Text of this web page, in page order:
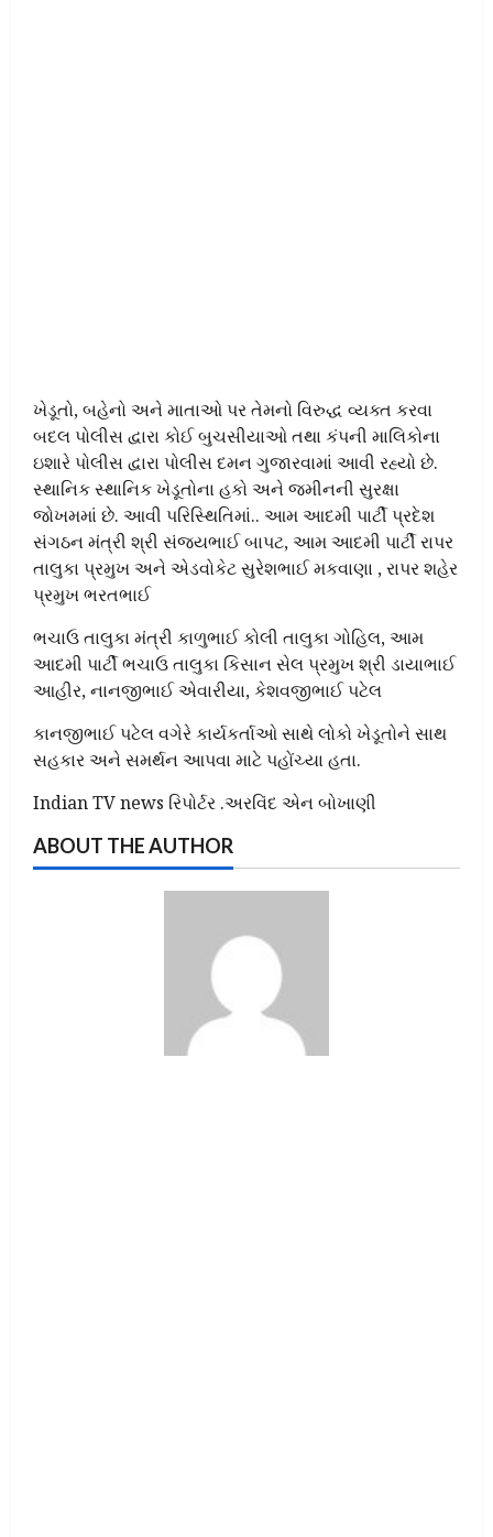
ખેડૂતો, બહેનો અને માતાઓ પર તેમનો વિરુદ્ધ વ્યક્ત કરવા
બદલ પોલીસ દ્વારા કોઈ બુચસીયાઓ તથા કંપની માલિકોના
ઇશારે પોલીસ દ્વારા પોલીસ દમન ગુજારવામાં આવી રહ્યો છે.
સ્થાનિક સ્થાનિક ખેડૂતોના હકો અને જમીનની સુરક્ષા
જોખમમાં છે. આવી પરિસ્થિતિમાં.. આમ આદમી પાર્ટી પ્રદેશ
સંગઠન મંત્રી શ્રી સંજયભાઈ બાપટ, આમ આદમી પાર્ટી રાપર
તાલુકા પ્રમુખ અને એડવોકેટ સુરેશભાઈ મકવાણા , રાપર શહેર
પ્રમુખ ભરતભાઈ
ભચાઉ તાલુકા મંત્રી કાળુભાઈ કોલી તાલુકા ગોહિલ, આમ
આદમી પાર્ટી ભચાઉ તાલુકા કિસાન સેલ પ્રમુખ શ્રી ડાયાભાઈ
આહીર, નાનજીભાઈ એવારીયા, કેશવજીભાઈ પટેલ
કાનજીભાઈ પટેલ વગેરે કાર્યકર્તાઓ સાથે લોકો ખેડૂતોને સાથ
સહકાર અને સમર્થન આપવા માટે પહોંચ્યા હતા.
Indian TV news રિપોર્ટર .અરવિંદ એન બોખાણી
ABOUT THE AUTHOR